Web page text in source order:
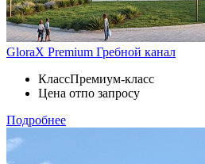
GloraX Premium Гребной канал
КлассПремиум-класс
Цена отпо запросу
Подробнее